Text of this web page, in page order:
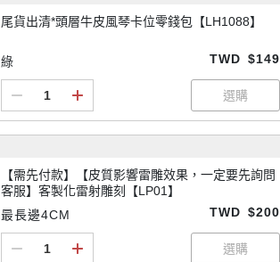
尾貨出清*頭層牛皮風琴卡位零錢包【LH1088】
綠 TWD $149
【需先付款】【皮質影響雷雕效果，一定要先詢問
客服】客製化雷射雕刻【LP01】
最長邊4CM
TWD $200